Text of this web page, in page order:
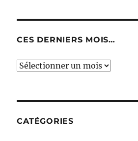
CES DERNIERS MOIS…
Ces
CATÉGORIES